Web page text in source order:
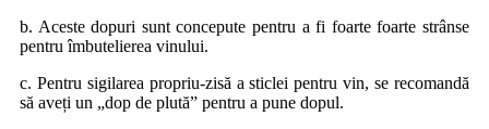
b. Aceste dopuri sunt concepute pentru a fi foarte foarte strânse
pentru îmbutelierea vinului.
c. Pentru sigilarea propriu-zisă a sticlei pentru vin, se recomandă
să aveți un „dop de plută” pentru a pune dopul.